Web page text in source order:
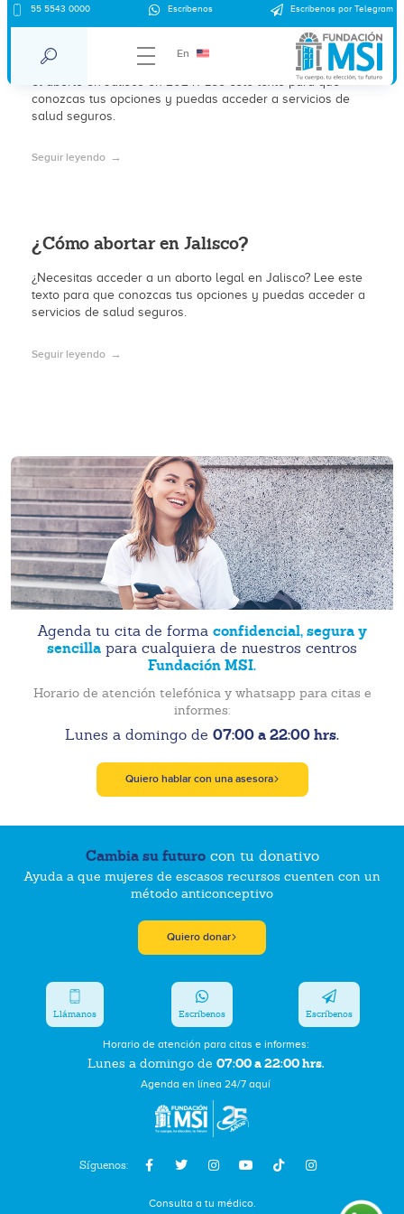
55 5543 0000 Escríbenos Escríbenos por Telegram
En
¿Es legal el aborto en Jalisco en 2024?
¿Necesitas acceder a un aborto legal en Jalisco?, ¿Es legal
el aborto en Jalisco en 2024? Lee este texto para que
conozcas tus opciones y puedas acceder a servicios de
salud seguros.
Seguir leyendo
¿Cómo abortar en Jalisco?
¿Necesitas acceder a un aborto legal en Jalisco? Lee este
texto para que conozcas tus opciones y puedas acceder a
servicios de salud seguros.
Seguir leyendo
Agenda tu cita de forma confidencial, segura y
sencilla para cualquiera de nuestros centros
Fundación MSI.
Horario de atención telefónica y whatsapp para citas e
informes:
Lunes a domingo de 07:00 a 22:00 hrs.
Quiero hablar con una asesora
Cambia su futurocon tu donativo
Ayuda a que mujeres de escasos recursos cuenten con un
método anticonceptivo
Quiero donar
Síguenos:
Horario de atención para citas e informes:
Lunes a domingo de 07:00 a 22:00 hrs.
Agenda en línea 24/7 aquí
Llámanos Escríbenos Escríbenos
Consulta a tu médico.